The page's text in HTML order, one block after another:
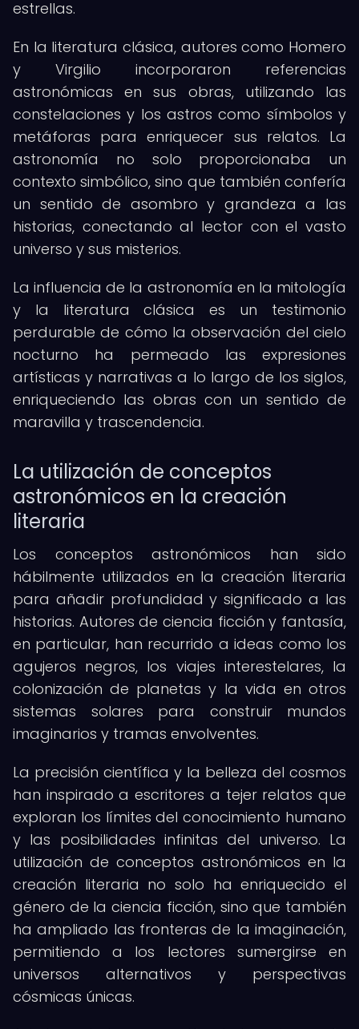
estrellas.
En la literatura clásica, autores como Homero
y Virgilio incorporaron referencias
astronómicas en sus obras, utilizando las
constelaciones y los astros como símbolos y
metáforas para enriquecer sus relatos. La
astronomía no solo proporcionaba un
contexto simbólico, sino que también confería
un sentido de asombro y grandeza a las
historias, conectando al lector con el vasto
universo y sus misterios.
La influencia de la astronomía en la mitología
y la literatura clásica es un testimonio
perdurable de cómo la observación del cielo
nocturno ha permeado las expresiones
artísticas y narrativas a lo largo de los siglos,
enriqueciendo las obras con un sentido de
maravilla y trascendencia.
La utilización de conceptos
astronómicos en la creación
literaria
Los conceptos astronómicos han sido
hábilmente utilizados en la creación literaria
para añadir profundidad y significado a las
historias. Autores de ciencia ficción y fantasía,
en particular, han recurrido a ideas como los
agujeros negros, los viajes interestelares, la
colonización de planetas y la vida en otros
sistemas solares para construir mundos
imaginarios y tramas envolventes.
La precisión científica y la belleza del cosmos
han inspirado a escritores a tejer relatos que
exploran los límites del conocimiento humano
y las posibilidades infinitas del universo. La
utilización de conceptos astronómicos en la
creación literaria no solo ha enriquecido el
género de la ciencia ficción, sino que también
ha ampliado las fronteras de la imaginación,
permitiendo a los lectores sumergirse en
universos alternativos y perspectivas
cósmicas únicas.